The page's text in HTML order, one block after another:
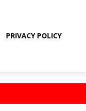
PRIVACY POLICY